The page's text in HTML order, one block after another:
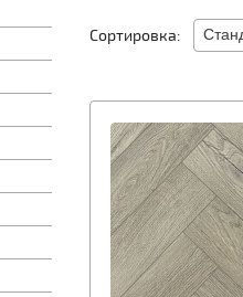
Сортировка: